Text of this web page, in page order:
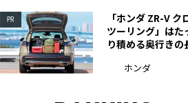
PR
「ホンダ ZR-V ク
ツーリング」はた
り積める奥行きの
ホンダ